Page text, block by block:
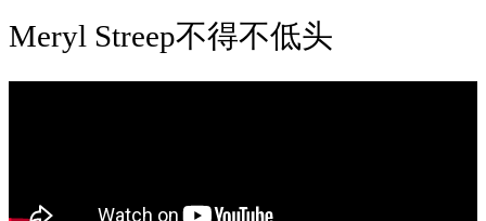
Meryl Streep不得不低头